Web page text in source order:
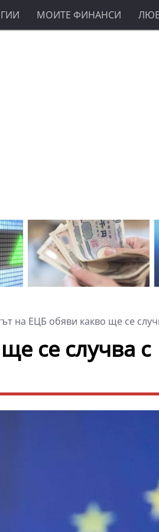
МОИТЕ ФИНАНСИ
на ЕЦБ обяви какво ще се
се случва с